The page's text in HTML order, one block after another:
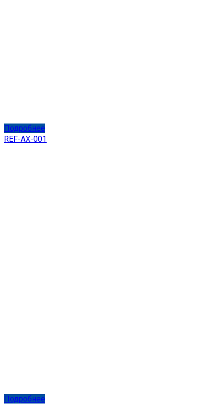
Подробнее
REF-AX-001
Подробнее